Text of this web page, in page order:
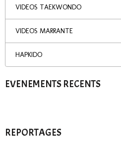
VIDEOS TAEKWONDO
VIDEOS MARRANTE
HAPKIDO
EVENEMENTS RECENTS
REPORTAGES